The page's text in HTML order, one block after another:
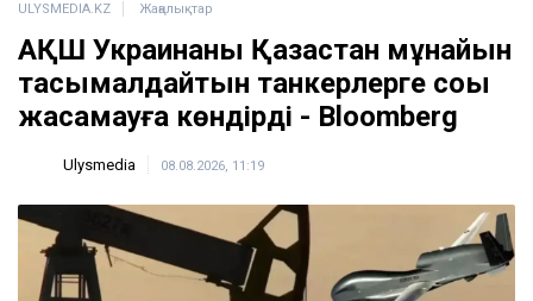
ULYSMEDIA.KZ Жаңалықтар
АҚШ Украинаны Қазақстан мұнайын
тасымалдайтын танкерлерге соққы
жасамауға көндірді - Bloomberg
Ulysmedia 08.08.2026, 11:19